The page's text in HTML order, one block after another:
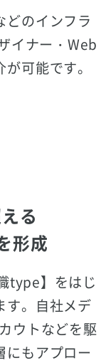
どのインフラ
イナー・Web
可能です。
る
形成
type】をはじ
す。自社メデ
ウトなどを駆
にもアプロー